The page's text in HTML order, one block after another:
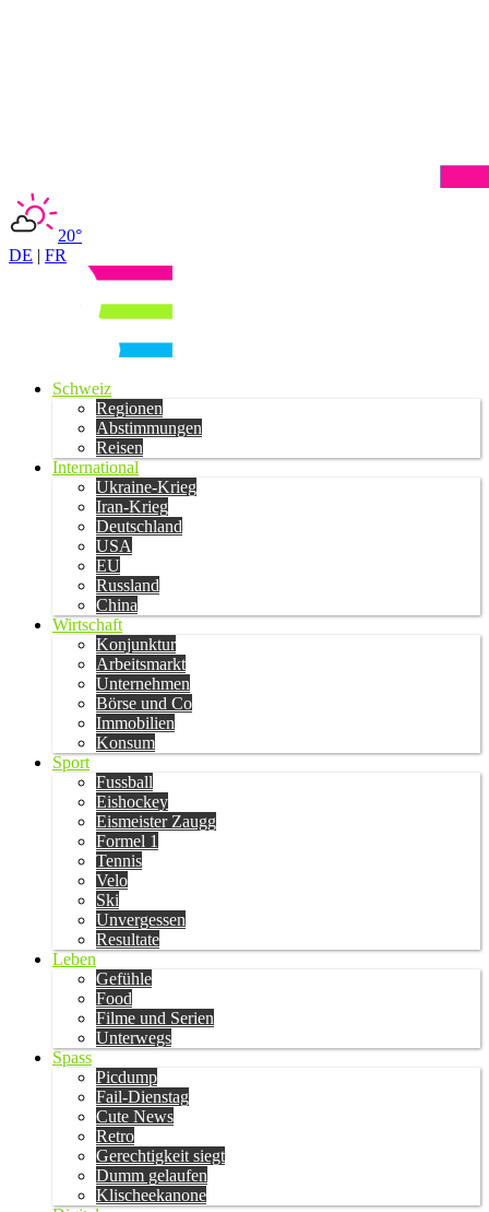
20°
DE | FR
Schweiz
Regionen
Abstimmungen
Reisen
International
Ukraine-Krieg
Iran-Krieg
Deutschland
USA
EU
Russland
China
Wirtschaft
Konjunktur
Arbeitsmarkt
Unternehmen
Börse und Co
Immobilien
Konsum
Sport
Fussball
Eishockey
Eismeister Zaugg
Formel 1
Tennis
Velo
Ski
Unvergessen
Resultate
Leben
Gefühle
Food
Filme und Serien
Unterwegs
Spass
Picdump
Fail-Dienstag
Cute News
Retro
Gerechtigkeit siegt
Dumm gelaufen
Klischeekanone